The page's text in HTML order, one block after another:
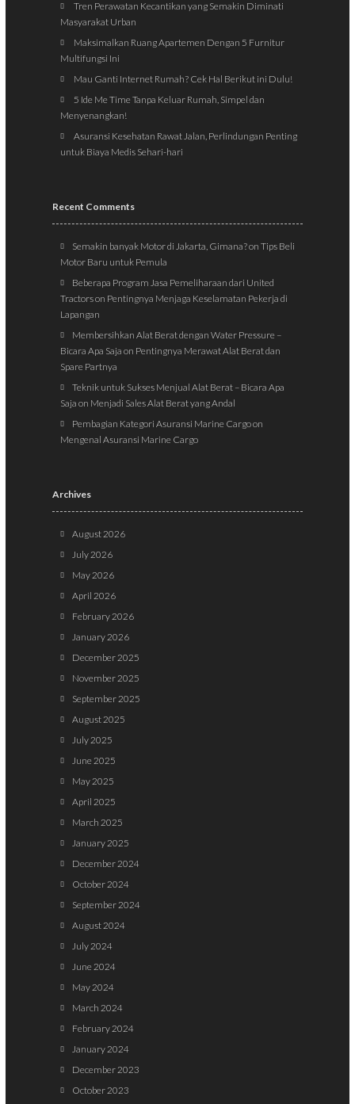
Tren Perawatan Kecantikan yang Semakin Diminati
Masyarakat Urban
Maksimalkan Ruang Apartemen Dengan 5 Furnitur
Multifungsi Ini
Mau Ganti Internet Rumah? Cek Hal Berikut ini Dulu!
5 Ide Me Time Tanpa Keluar Rumah, Simpel dan
Menyenangkan!
Asuransi Kesehatan Rawat Jalan, Perlindungan Penting
untuk Biaya Medis Sehari-hari
Recent Comments
Semakin banyak Motor di Jakarta, Gimana?onTips Beli
Motor Baru untuk Pemula
Beberapa Program Jasa Pemeliharaan dari United
Tractorson Pentingnya Menjaga Keselamatan Pekerja di
Lapangan
Membersihkan Alat Berat dengan Water Pressure –
Bicara Apa Saja on Pentingnya Merawat Alat Berat dan
Spare Partnya
Teknik untuk Sukses Menjual Alat Berat – Bicara Apa
Saja on Menjadi Sales Alat Berat yang Andal
Pembagian Kategori Asuransi Marine Cargoon
Mengenal Asuransi Marine Cargo
Archives
August 2026
July 2026
May 2026
April 2026
February 2026
January 2026
December 2025
November 2025
September 2025
August 2025
July 2025
June 2025
May 2025
April 2025
March 2025
January 2025
December 2024
October 2024
September 2024
August 2024
July 2024
June 2024
May 2024
March 2024
February 2024
January 2024
December 2023
October 2023